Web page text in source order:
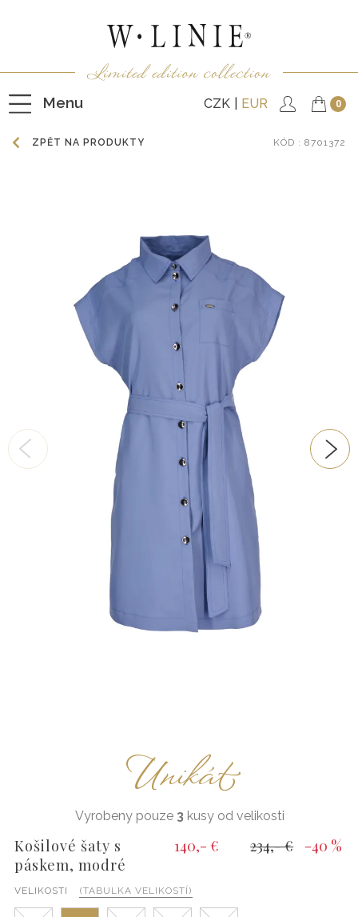
Menu CZK EUR 0
NEPODŠITÉ KABÁTKY
PODŠITÉ KABÁTKY
KALHOTY
KABÁTY, BUNDY
DOPLŇKY
DÁRKOVÉ POUKAZY
ZPĚT NA PRODUKTY KÓD : 8701372
Unikát
Vyrobeny pouze 3 kusy od velikosti
Košilové šaty s
páskem, modré
140,- € 234,- € -40 %
VELIKOSTI (TABULKA VELIKOSTÍ)